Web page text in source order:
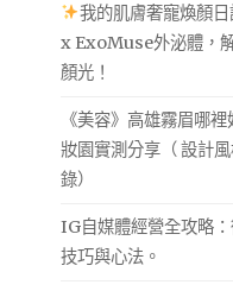
我的肌膚奢寵煥顏
x ExoMuse外泌體，
顏光！
《美容》高雄霧眉哪
妝園實測分享（ 設計
錄）
IG自媒體經營全攻略
技巧與心法。